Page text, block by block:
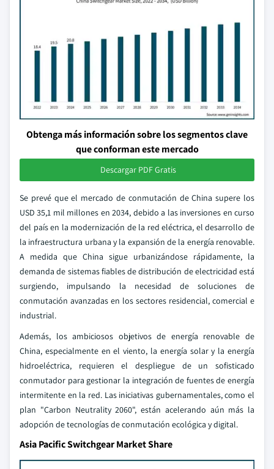
Obtenga más información sobre los segmentos clave
que conforman este mercado
Descargar PDF Gratis
Se prevé que el mercado de conmutación de China supere los
USD 35,1 mil millones en 2034, debido a las inversiones en curso
del país en la modernización de la red eléctrica, el desarrollo de
la infraestructura urbana y la expansión de la energía renovable.
A medida que China sigue urbanizándose rápidamente, la
demanda de sistemas fiables de distribución de electricidad está
surgiendo, impulsando la necesidad de soluciones de
conmutación avanzadas en los sectores residencial, comercial e
industrial.
Además, los ambiciosos objetivos de energía renovable de
China, especialmente en el viento, la energía solar y la energía
hidroeléctrica, requieren el despliegue de un sofisticado
conmutador para gestionar la integración de fuentes de energía
intermitente en la red. Las iniciativas gubernamentales, como el
plan "Carbon Neutrality 2060", están acelerando aún más la
adopción de tecnologías de conmutación ecológica y digital.
Asia Pacific Switchgear Market Share